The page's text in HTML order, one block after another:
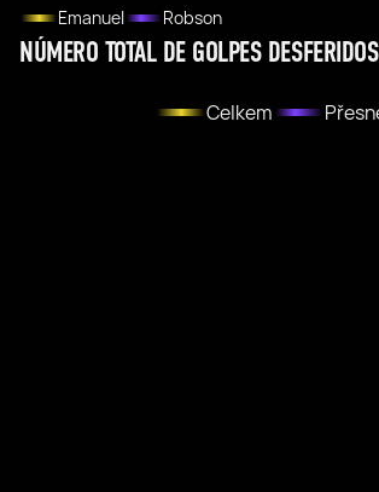
Emanuel Robson
NÚMERO TOTAL DE GOLPES
Celkem